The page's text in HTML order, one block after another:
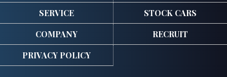
SERVICE
STOCK CARS
COMPANY
RECRUIT
PRIVACY POLICY